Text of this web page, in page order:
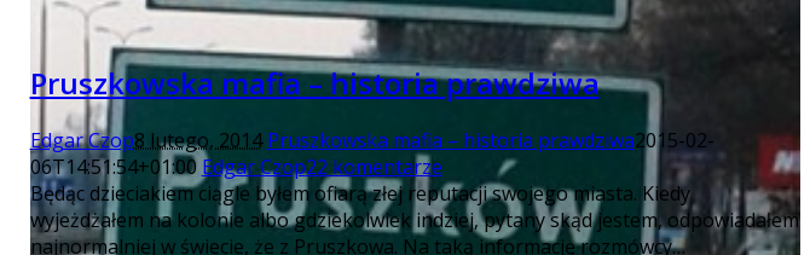
Pruszkowska mafia – historia prawdziwa
Edgar Czop8 lutego, 2014 Pruszkowska mafia – historia prawdziwa2015-02-
06T14:51:54+01:00 Edgar Czop22 komentarze
Będąc dzieciakiem ciągle byłem ofiarą złej reputacji swojego miasta. Kiedy
wyjeżdżałem na kolonie albo gdziekolwiek indziej, pytany skąd jestem, odpowiadałem
najnormalniej w świecie, że z Pruszkowa. Na taką informację rozmówcy…